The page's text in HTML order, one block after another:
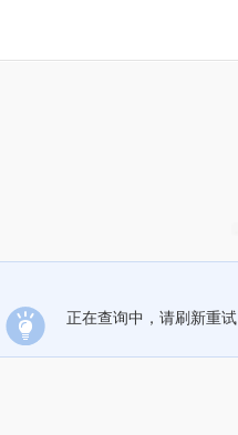
正在查询中，请刷新重试